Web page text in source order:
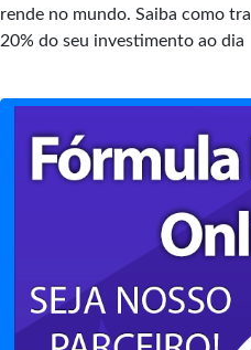
rende no mundo. Saiba como
20% do seu investimento ao dia